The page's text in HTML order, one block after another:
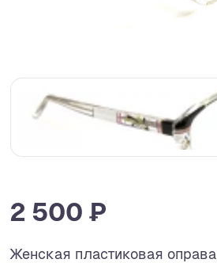
2 500 ₽
Женская пластиковая оправа